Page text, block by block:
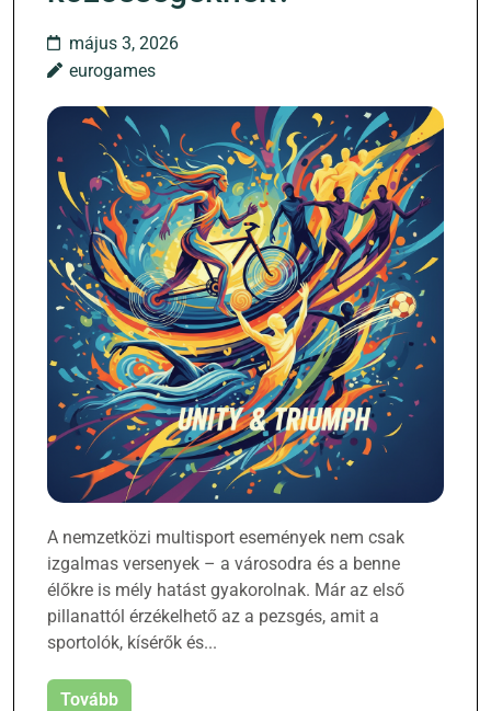
május 3, 2026
eurogames
A nemzetközi multisport események nem csak
izgalmas versenyek – a városodra és a benne
élőkre is mély hatást gyakorolnak. Már az első
pillanattól érzékelhető az a pezsgés, amit a
sportolók, kísérők és...
Tovább